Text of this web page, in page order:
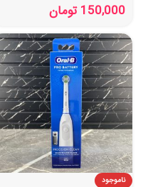
150,000 تومان
ناموجود